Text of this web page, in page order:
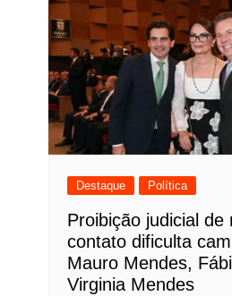
Destaque Política
Proibição judicial de
contato dificulta
Mauro Mendes,
Virginia Mendes